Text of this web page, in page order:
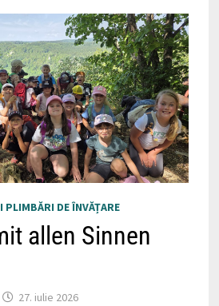
PLIMBĂRI DE ÎNVĂȚARE
allen Sinnen
27. iulie 2026